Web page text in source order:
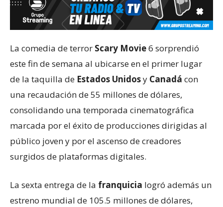
La comedia de terror Scary Movie6 sorprendió
este fin de semana al ubicarse en el primer lugar
de la taquilla de Estados Unidosy Canadá con
una recaudación de 55 millones de dólares,
consolidando una temporada cinematográfica
marcada por el éxito de producciones dirigidas al
público joven y por el ascenso de creadores
surgidos de plataformas digitales.
La sexta entrega de la franquicia logró además un
estreno mundial de 105.5 millones de dólares,